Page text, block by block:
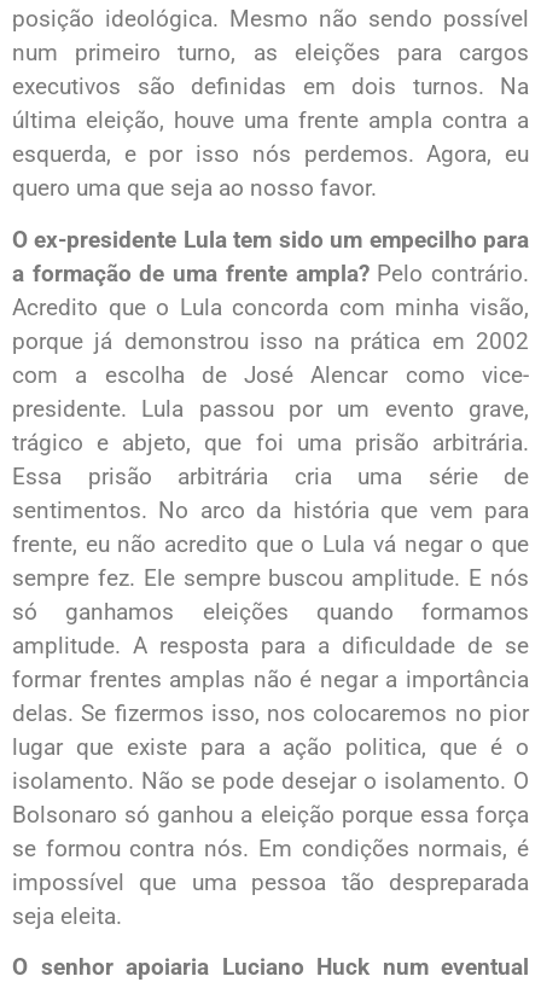
posição ideológica. Mesmo não sendo possível
num primeiro turno, as eleições para cargos
executivos são definidas em dois turnos. Na
última eleição, houve uma frente ampla contra a
esquerda, e por isso nós perdemos. Agora, eu
quero uma que seja ao nosso favor.
O ex-presidente Lula tem sido um empecilho para
a formação de uma frente ampla? Pelo contrário.
Acredito que o Lula concorda com minha visão,
porque já demonstrou isso na prática em 2002
com a escolha de José Alencar como vice-
presidente. Lula passou por um evento grave,
trágico e abjeto, que foi uma prisão arbitrária.
Essa prisão arbitrária cria uma série de
sentimentos. No arco da história que vem para
frente, eu não acredito que o Lula vá negar o que
sempre fez. Ele sempre buscou amplitude. E nós
só ganhamos eleições quando formamos
amplitude. A resposta para a dificuldade de se
formar frentes amplas não é negar a importância
delas. Se fizermos isso, nos colocaremos no pior
lugar que existe para a ação politica, que é o
isolamento. Não se pode desejar o isolamento. O
Bolsonaro só ganhou a eleição porque essa força
se formou contra nós. Em condições normais, é
impossível que uma pessoa tão despreparada
seja eleita.
O senhor apoiaria Luciano Huck num eventual